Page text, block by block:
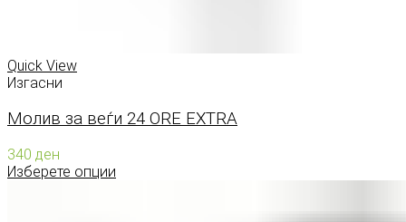
Quick View
Изгасни
Молив за веѓи 24 ORE EXTRA
340 ден
Изберете опции